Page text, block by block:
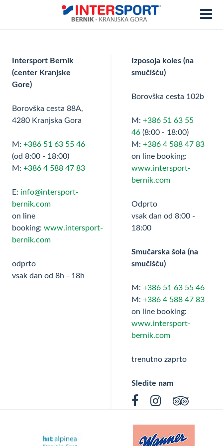
Intersport Bernik
(center Kranjske
Gore)
Borovška cesta 88A,
4280 Kranjska Gora
M: +386 51 63 55 46
(od 8:00 - 18:00)
M: +386 4 588 47 83
E: info@intersport-
bernik.com
on line
booking: www.intersport-
bernik.com
odprto
vsak dan od 8h - 18h
Izposoja koles (na
smučišču)
Borovška cesta 102b
M: +386 51 63 55
46(8:00 - 18:00)
M: +386 4 588 47 83
on line booking:
www.intersport-
bernik.com
Odprto
vsak dan od 8:00 -
18:00
Smučarska šola (na
smučišču)
M: +386 51 63 55 46
M: +386 4 588 47 83
on line booking:
www.intersport-
bernik.com
trenutno zaprto
Sledite nam